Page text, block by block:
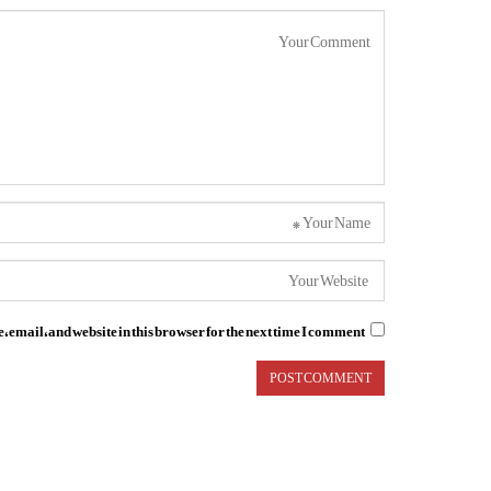
email, and website in this browser for the next time I comment.